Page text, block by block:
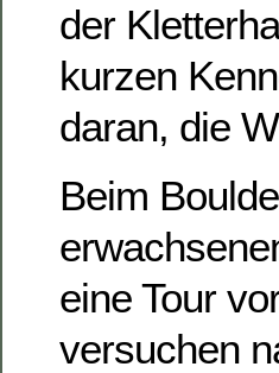
der
kurzen
daran, die
Beim
eine Tour
versuchen